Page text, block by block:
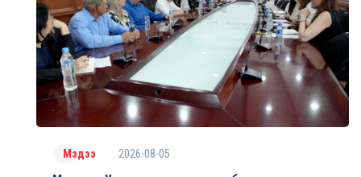
Мэдээ 2026-08-05